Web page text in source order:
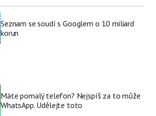
Seznam se soudí s Googlem o 10 miliard
korun
Máte pomalý telefon? Nejspíš za to může
WhatsApp. Udělejte toto